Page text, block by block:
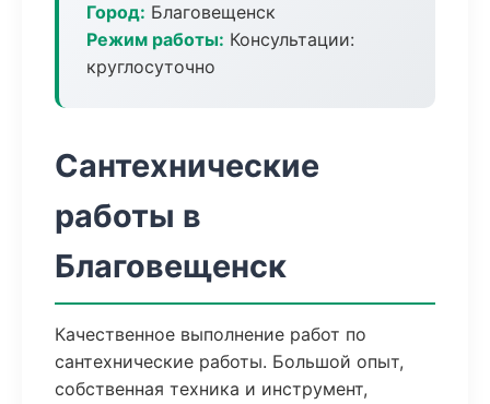
Город: Благовещенск
Режим работы: Консультации:
круглосуточно
Сантехнические
работы в
Благовещенск
Качественное выполнение работ по
сантехнические работы. Большой опыт,
собственная техника и инструмент,